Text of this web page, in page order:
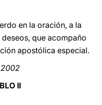
en la oración, a la
que acompaño
apostólica especial.
II